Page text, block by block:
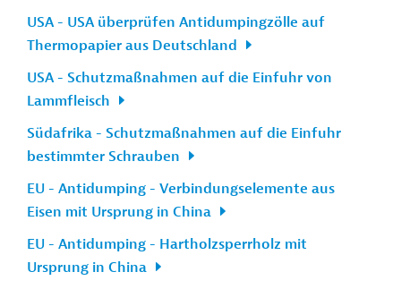
USA - USA überprüfen Antidumpingzölle auf
Thermopapier aus Deutschland
USA - Schutzmaßnahmen auf die Einfuhr von
Lammfleisch
Südafrika - Schutzmaßnahmen auf die Einfuhr
bestimmter Schrauben
EU - Antidumping - Verbindungselemente aus
Eisen mit Ursprung in China
EU - Antidumping - Hartholzsperrholz mit
Ursprung in China